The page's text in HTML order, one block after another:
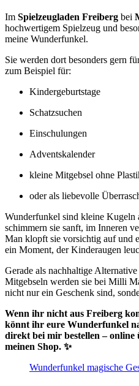
Im Spielzeugladen Freiberg bei
hochwertigem Spielzeug und
meine Wunderfunkel.
Sie werden dort besonders gern
zum Beispiel für:
Kindergeburtstage
Schatzsuchen
Einschulungen
Adventskalender
kleine Mitgebsel ohne
oder als liebevolle
Wunderfunkel sind kleine Kugeln
schimmern sie sanft, im Inneren
Man klopft sie vorsichtig auf und
ein Moment, der Kinderaugen
Gerade als nachhaltige
Mitgebseln werden sie bei Milli
nicht nur ein Geschenk sind,
Wenn ihr nicht aus Freiberg
könnt ihr eure Wunderfunkel
direkt bei mir bestellen – online
meinen Shop. ✨
Wunderfunkel magische